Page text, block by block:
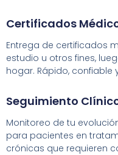
Certificados
Entrega de certificados
estudio u otros fines,
hogar. Rápido, confiable
Seguimiento
Monitoreo de tu
para pacientes en
crónicas que requieren